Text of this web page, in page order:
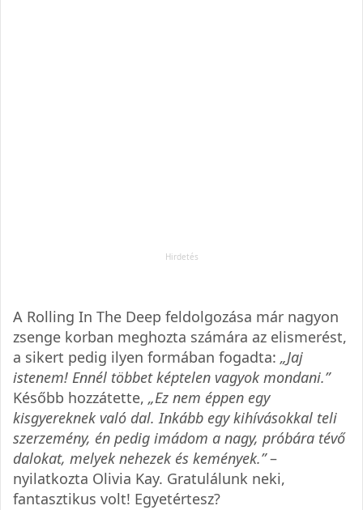
A Rolling In The Deep feldolgozása már nagyon
zsenge korban meghozta számára az elismerést,
a sikert pedig ilyen formában fogadta: „Jaj
istenem! Ennél többet képtelen vagyok mondani.”
Később hozzátette, „Ez nem éppen egy
kisgyereknek való dal. Inkább egy kihívásokkal teli
szerzemény, én pedig imádom a nagy, próbára tévő
dalokat, melyek nehezek és kemények.”–
nyilatkozta Olivia Kay. Gratulálunk neki,
fantasztikus volt! Egyetértesz?